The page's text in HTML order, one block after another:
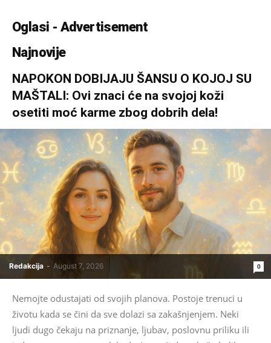
Oglasi - Advertisement
Najnovije
NAPOKON DOBIJAJU ŠANSU O KOJOJ SU
MAŠTALI: Ovi znaci će na svojoj koži
osetiti moć karme zbog dobrih dela!
Redakcija - August 7, 2026 0
Nemojte odustajati od svojih planova. Postoje trenuci u
životu kada se čini da sve dolazi sa zakašnjenjem. Neki
ljudi dugo čekaju na priznanje, ljubav, poslovnu priliku ili